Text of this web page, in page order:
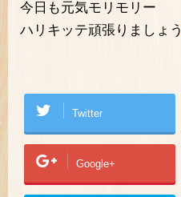
今日も元気モリモリー
ハリキッテ頑張りましょう
Twitter
Google+